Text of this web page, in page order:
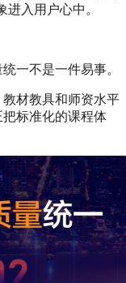
入用户心中。
一不是一件易事。
材教具和师资水平
标准化的课程体